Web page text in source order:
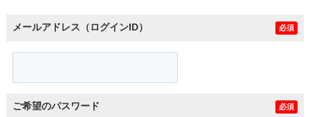
メールアドレス（ログインID） 必須
ご希望のパスワード 必須